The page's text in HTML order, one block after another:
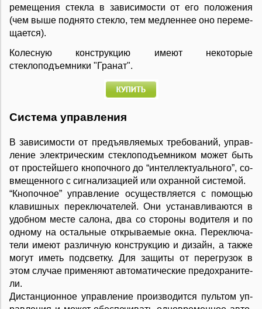
ре­ме­ще­ния сте­к­ла в за­ви­си­мо­сти от его по­ло­же­ния
(чем вы­ше под­ня­то сте­к­ло, тем мед­лен­нее оно пе­ре­ме­
ща­ет­ся).
Колесную конструкцию имеют некоторые
стеклоподъемники "Гранат".
Си­с­те­ма уп­ра­в­ле­ния
В за­ви­си­мо­сти от предъ­я­в­ля­е­мых тре­бо­ва­ний, уп­ра­в­
ле­ние элек­т­ри­че­ским сте­к­ло­подъ­ем­ни­ком мо­жет быть
от про­стей­ше­го кно­поч­но­го до “ин­тел­ле­к­ту­аль­но­го”, со­
в­ме­щен­но­го с сиг­на­ли­за­ци­ей или ох­ран­ной си­с­те­мой.
“Кно­поч­ное” уп­ра­в­ле­ние осу­ще­ст­в­ля­ет­ся с по­мо­щью
кла­виш­ных пе­ре­клю­ча­те­лей. Они ус­та­на­в­ли­ва­ют­ся в
удоб­ном ме­с­те са­ло­на, два со сто­ро­ны во­ди­те­ля и по
од­но­му на ос­таль­ные от­кры­ва­е­мые ок­на. Пе­ре­к­лю­ча­
те­ли име­ют раз­лич­ную кон­ст­рук­цию и ди­зайн, а так­же
мо­гут иметь под­свет­ку. Для за­щи­ты от пе­ре­гру­зок в
этом слу­чае при­ме­ня­ют ав­то­ма­ти­че­ские пре­до­хра­ни­те­
ли.
Ди­с­тан­ци­он­ное уп­ра­в­ле­ние про­из­во­дит­ся пуль­том уп­